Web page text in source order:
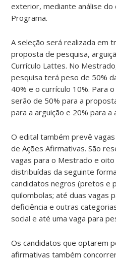
exterior, mediante análise do
Programa.
A seleção será realizada em
proposta de pesquisa,
Currículo Lattes. No
pesquisa terá peso de 50%
40% e o currículo 10%. Para
serão de 50% para a
para a arguição e 20% para a
O edital também prevê
de Ações Afirmativas. São
vagas para o Mestrado e
distribuídas da seguinte
candidatos negros (pretos e
quilombolas; até duas vagas
deficiência e outras
social e até uma vaga para
Os candidatos que optarem
afirmativas também